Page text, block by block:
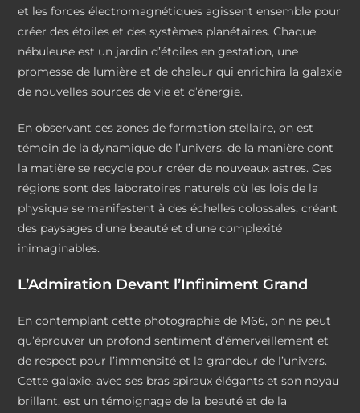
et les forces électromagnétiques agissent ensemble pour
créer des étoiles et des systèmes planétaires. Chaque
nébuleuse est un jardin d’étoiles en gestation, une
promesse de lumière et de chaleur qui enrichira la galaxie
de nouvelles sources de vie et d’énergie.
En observant ces zones de formation stellaire, on est
témoin de la dynamique de l’univers, de la manière dont
la matière se recycle pour créer de nouveaux astres. Ces
régions sont des laboratoires naturels où les lois de la
physique se manifestent à des échelles colossales, créant
des paysages d’une beauté et d’une complexité
inimaginables.
L’Admiration Devant l’Infiniment Grand
En contemplant cette photographie de M66, on ne peut
qu’éprouver un profond sentiment d’émerveillement et
de respect pour l’immensité et la grandeur de l’univers.
Cette galaxie, avec ses bras spiraux élégants et son noyau
brillant, est un témoignage de la beauté et de la